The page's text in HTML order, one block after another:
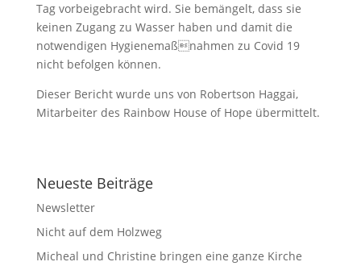
Tag vorbeigebracht wird. Sie bemängelt, dass sie
keinen Zugang zu Wasser haben und damit die
notwendigen Hygienemaßnahmen zu Covid 19
nicht befolgen können.
Dieser Bericht wurde uns von Robertson Haggai,
Mitarbeiter des Rainbow House of Hope übermittelt.
Neueste Beiträge
Newsletter
Nicht auf dem Holzweg
Micheal und Christine bringen eine ganze Kirche